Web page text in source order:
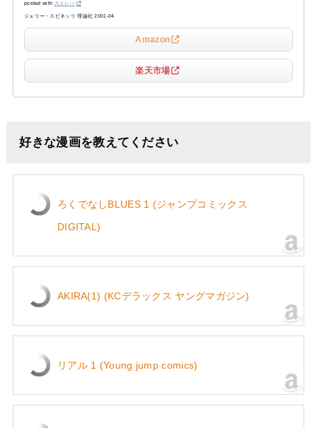
posted with カエレバ
ジェリー・スピネッリ 理論社 2001-04
Amazon
楽天市場
好きな漫画を教えてください
ろくでなしBLUES 1 (ジャンプコミックス
DIGITAL)
AKIRA(1) (KCデラックス ヤングマガジン)
リアル 1 (Young jump comics)